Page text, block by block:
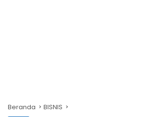
Beranda BISNIS